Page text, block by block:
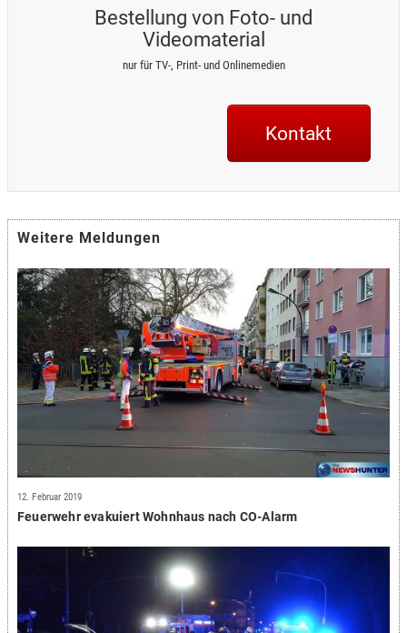
Bestellung von Foto- und
Videomaterial
nur für TV-, Print- und Onlinemedien
Kontakt
Weitere Meldungen
12. Februar 2019
Feuerwehr evakuiert Wohnhaus nach CO-Alarm